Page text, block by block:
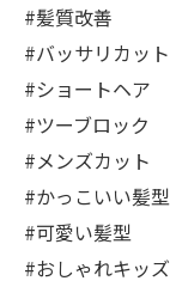
#髪質改善
#バッサリカット
#ショートヘア
#ツーブロック
#メンズカット
#かっこいい髪型
#可愛い髪型
#おしゃれキッズ